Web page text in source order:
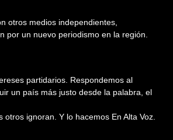
otros medios independientes,
por un nuevo periodismo en la región.
partidarios. Respondemos al
un país más justo desde la palabra, el
otros ignoran. Y lo hacemos En Alta Voz.